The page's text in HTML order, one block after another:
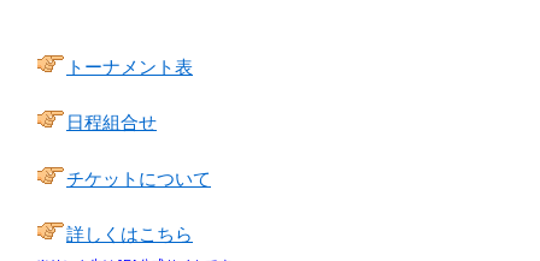
トーナメント表
日程組合せ
チケットについて
詳しくはこちら